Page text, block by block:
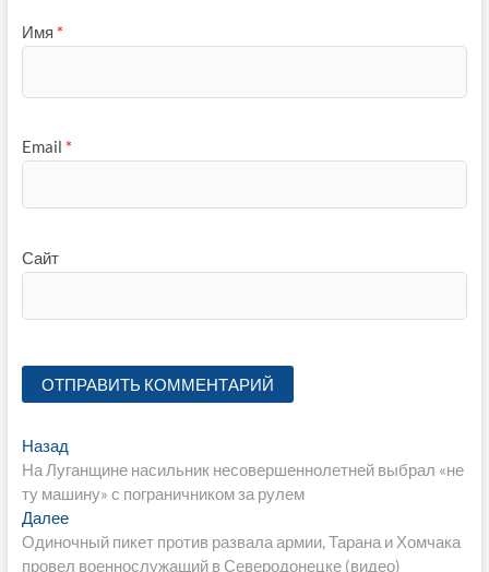
Имя *
Email *
Сайт
Навигация
по
записям
НазадПредыдущая
запись:
На Луганщине насильник несовершеннолетней выбрал «не
ту машину» с пограничником за рулем
ДалееСледующая
запись:
Одиночный пикет против развала армии, Тарана и Хомчака
провел военнослужащий в Северодонецке (видео)